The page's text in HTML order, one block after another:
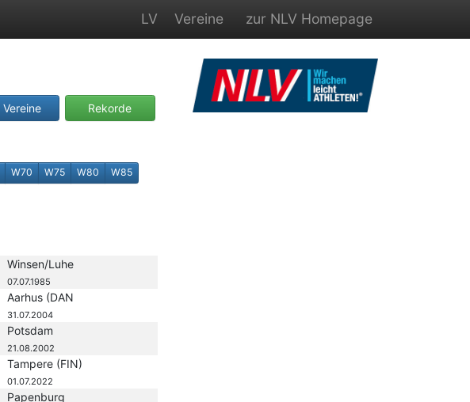
LV Vereine zur NLV Homepage
Vereine Rekorde
W70 W75 W80 W85
Winsen/Luhe
07.07.1985
Aarhus (DAN
31.07.2004
Potsdam
21.08.2002
Tampere (FIN)
01.07.2022
Papenburg